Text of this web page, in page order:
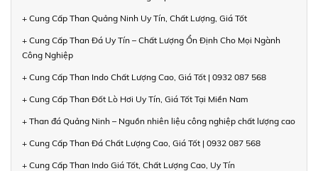
+ Cung Cấp Than Quảng Ninh Uy Tín, Chất Lượng, Giá Tốt
+ Cung Cấp Than Đá Uy Tín – Chất Lượng Ổn Định Cho Mọi Ngành
Công Nghiệp
+ Cung Cấp Than Indo Chất Lượng Cao, Giá Tốt | 0932 087 568
+ Cung Cấp Than Đốt Lò Hơi Uy Tín, Giá Tốt Tại Miền Nam
+ Than đá Quảng Ninh – Nguồn nhiên liệu công nghiệp chất lượng cao
+ Cung Cấp Than Đá Chất Lượng Cao, Giá Tốt | 0932 087 568
+ Cung Cấp Than Indo Giá Tốt, Chất Lượng Cao, Uy Tín